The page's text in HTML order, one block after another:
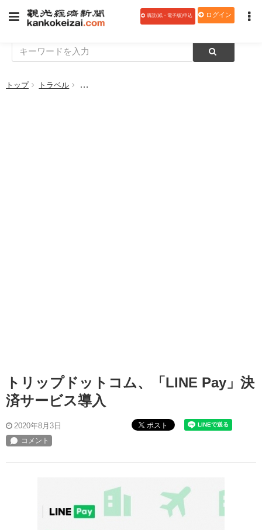
購読(紙・電子版)申込 ログイン
トップ トラベル トリップドットコム、「LINE Pay」決済サービス導
トリップドットコム、「LINE Pay」決
済サービス導入
2020年8月3日 ポスト